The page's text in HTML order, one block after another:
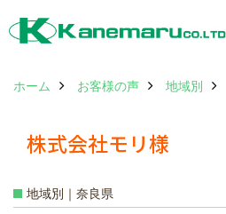
ホーム お客様の声 地域別
株式会社モリ様
地域別｜奈良県